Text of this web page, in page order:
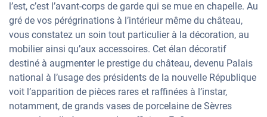
l’est, c’est l’avant-corps de garde qui se mue en chapelle. Au
gré de vos pérégrinations à l’intérieur même du château,
vous constatez un soin tout particulier à la décoration, au
mobilier ainsi qu’aux accessoires. Cet élan décoratif
destiné à augmenter le prestige du château, devenu Palais
national à l’usage des présidents de la nouvelle République
voit l’apparition de pièces rares et raffinées à l’instar,
notamment, de grands vases de porcelaine de Sèvres